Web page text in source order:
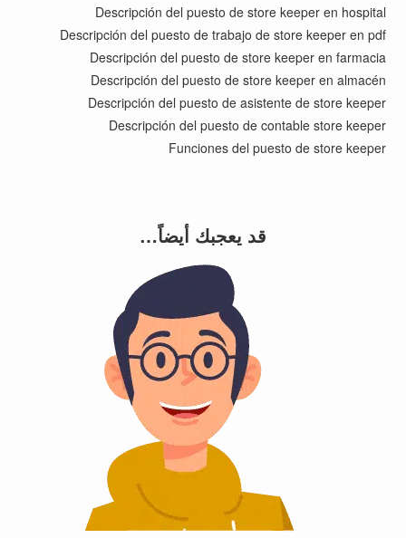
Descripción del puesto de store keeper en hospital
Descripción del puesto de trabajo de store keeper en pdf
Descripción del puesto de store keeper en farmacia
Descripción del puesto de store keeper en almacén
Descripción del puesto de asistente de store keeper
Descripción del puesto de contable store keeper
Funciones del puesto de store keeper
قد يعجبك أيضاً…